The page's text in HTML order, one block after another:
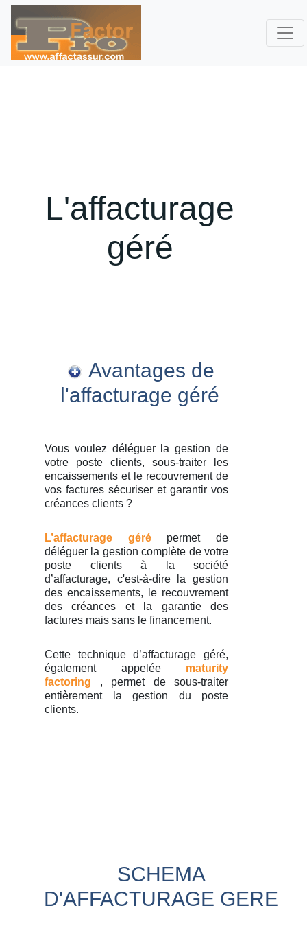
L'affacturage
géré
Avantages de
l'affacturage géré
Vous voulez déléguer la gestion de
votre poste clients, sous-traiter les
encaissements et le recouvrement de
vos factures sécuriser et garantir vos
créances clients ?
L’affacturage géré permet de
déléguer la gestion complète de votre
poste clients à la société
d’affacturage, c'est-à-dire la gestion
des encaissements, le recouvrement
des créances et la garantie des
factures mais sans le financement.
Cette technique d’affacturage géré,
également appelée maturity
factoring , permet de sous-traiter
entièrement la gestion du poste
clients.
SCHEMA
D'AFFACTURAGE GERE